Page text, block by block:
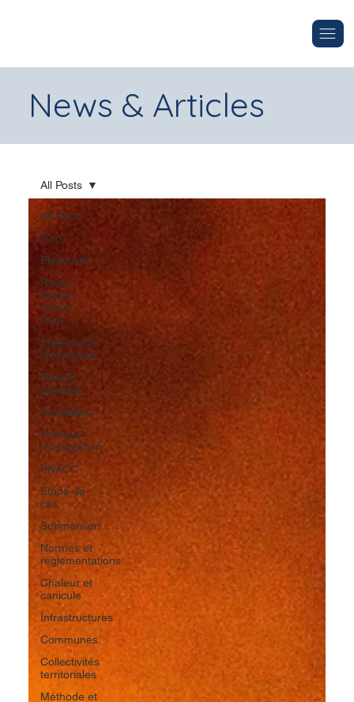
News & Articles
All Posts
Tuto
Électricité
Risque
Maison
Climat
RGA
Projections
climatiques
Risque
incendie
Inondation
Politique
d'adaptation
PNACC
Etude de
cas
Submersion
Normes et
réglementations
Chaleur et
canicule
Infrastructures
Communes
Collectivités
territoriales
Méthode et
All Posts